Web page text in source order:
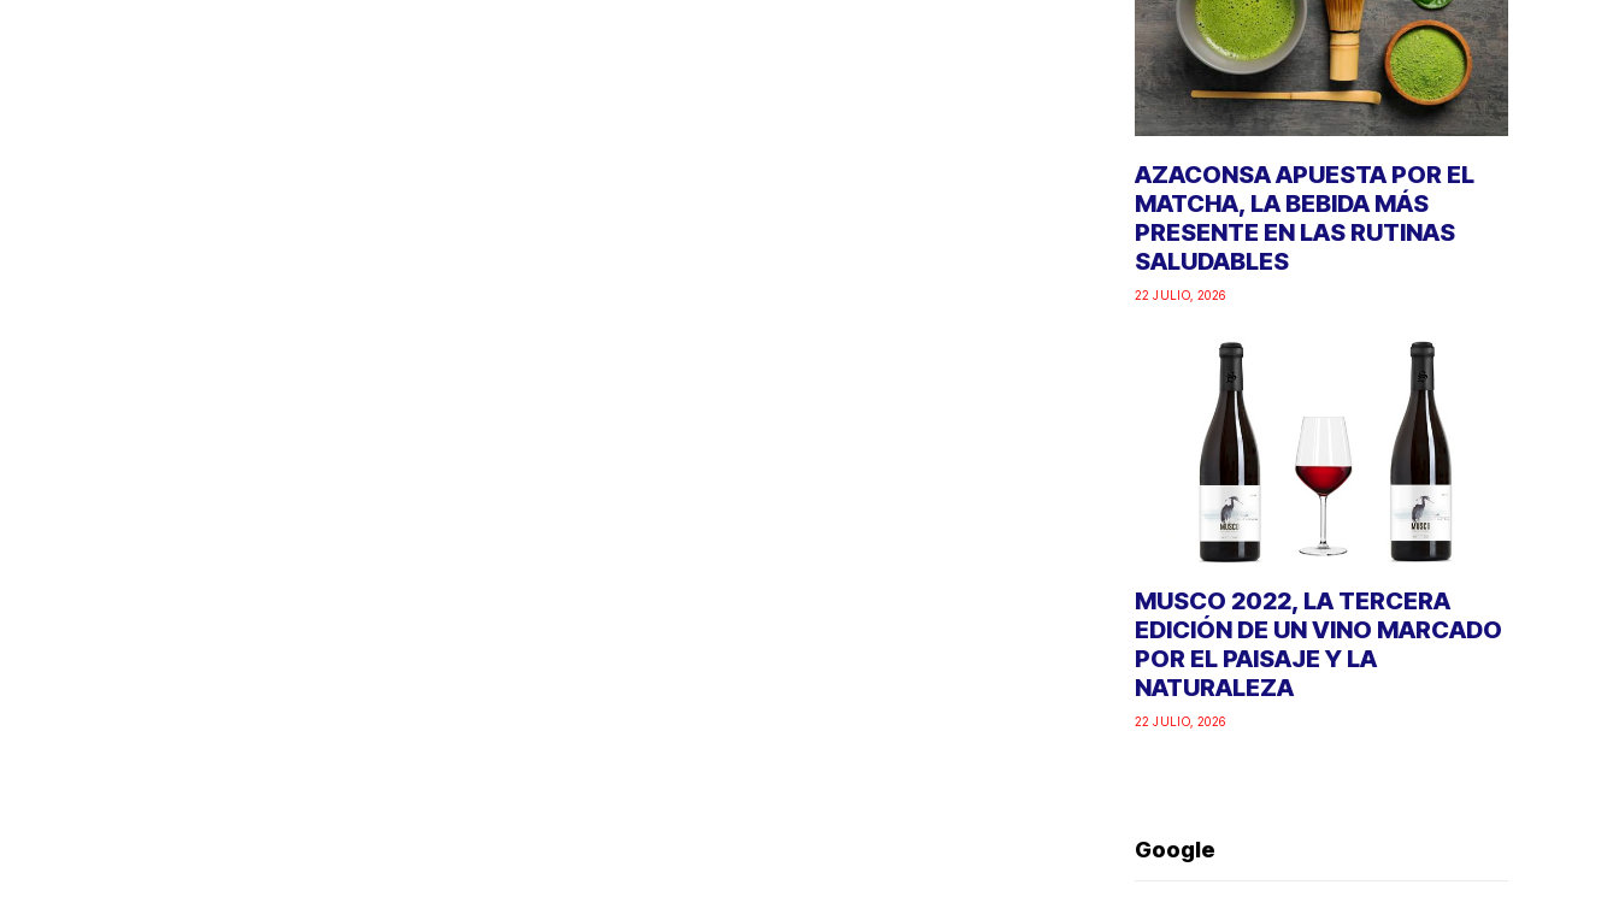
AZACONSA APUESTA POR EL
MATCHA, LA BEBIDA MÁS
PRESENTE EN LAS RUTINAS
SALUDABLES
22 JULIO, 2026
MUSCO 2022, LA TERCERA
EDICIÓN DE UN VINO MARCADO
POR EL PAISAJE Y LA
NATURALEZA
22 JULIO, 2026
Google